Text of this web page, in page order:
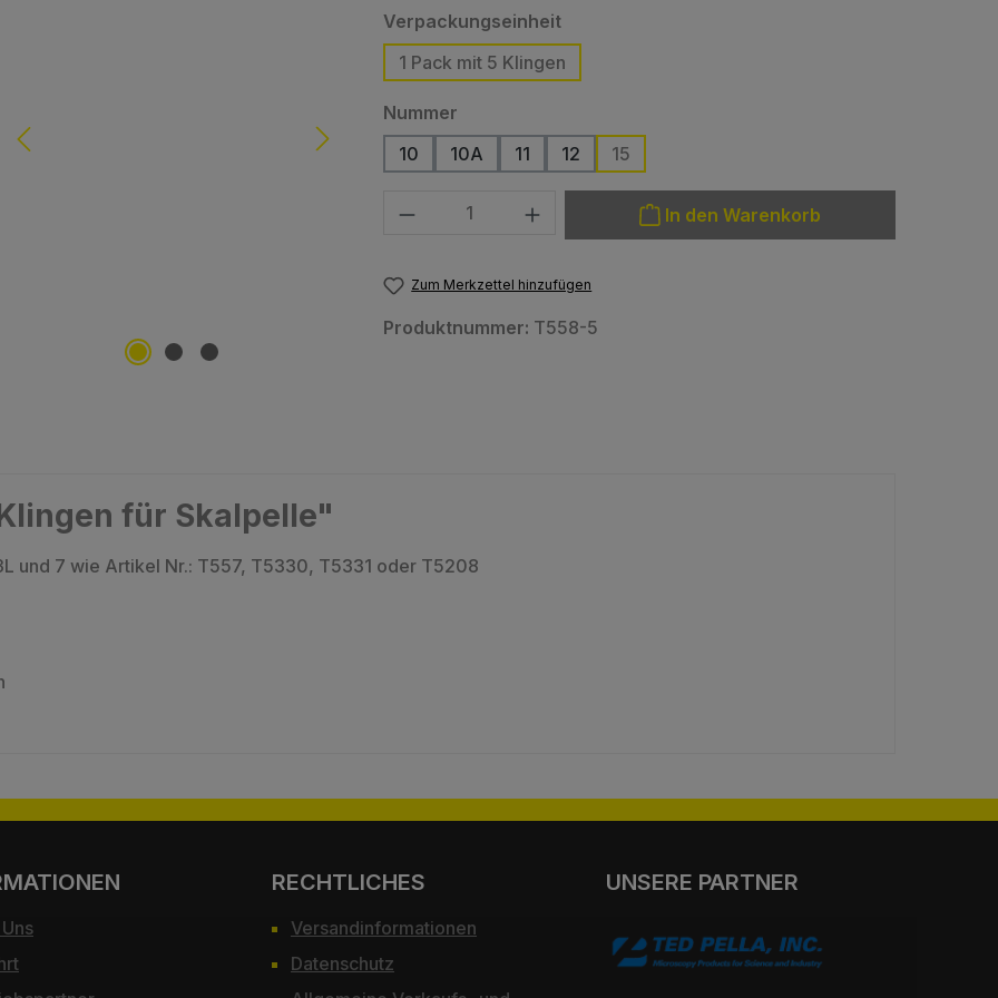
Verpackungseinheitauswählen
1 Pack mit 5 Klingen
Nummer
10
10A 11 12 15
Produkt Anzahl: Gib den gewünschten Wert ein oder benutze die
In den Warenkorb
Zum Merkzettel hinzufügen
Produktnummer: T558-5
für Skalpelle"
und 7 wie Artikel Nr.: T557, T5330, T5331 oder T5208
RECHTLICHES
Versandinformationen
Datenschutz
UNSERE PARTNER